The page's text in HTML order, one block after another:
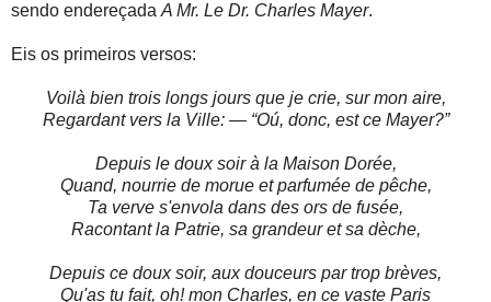
sendo endereçadaA Mr. Le Dr. Charles Mayer.
Eis os primeiros versos:
Voilà bien trois longs jours que je crie, sur mon aire,
Regardant vers la Ville: — “Oú, donc, est ce Mayer?”
Depuis le doux soir à la Maison Dorée,
Quand, nourrie de morue et parfumée de pêche,
Ta verve s'envola dans des ors de fusée,
Racontant la Patrie, sa grandeur et sa dèche,
Depuis ce doux soir, aux douceurs par trop brèves,
Qu'as tu fait, oh! mon Charles, en ce vaste Paris